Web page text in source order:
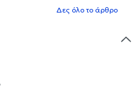
Δες όλο το άρθρο